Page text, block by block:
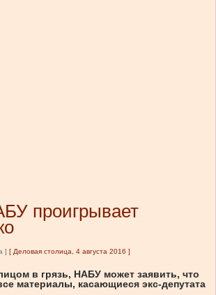
проигрывает
] [ Деловая столица, 4 августа 2016 ]
в грязь, НАБУ может заявить, что
материалы, касающиеся экс-депутата